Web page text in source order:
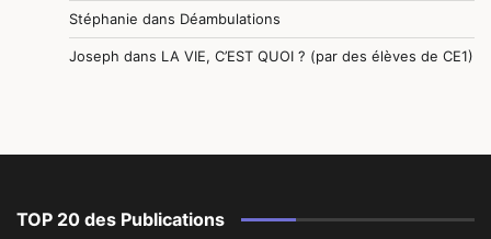
Stéphanie dans Déambulations
Joseph dans LA VIE, C’EST QUOI ? (par des élèves de CE1)
TOP 20 des Publications